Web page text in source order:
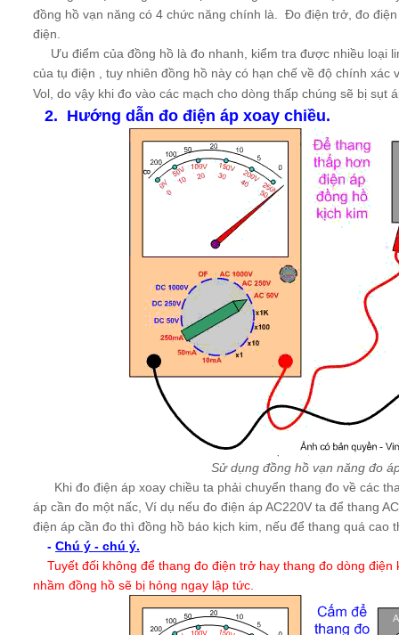
đồng hồ vạn năng có 4 chức năng chính là. Đo điện trở, đo
điện.
Ưu điểm của đồng hồ là đo nhanh, kiểm tra được nhiều loại
của tụ điện , tuy nhiên đồng hồ này có hạn chế về độ chính xác
Vol, do vậy khi đo vào các mạch cho dòng thấp chúng sẽ bị sụt
2. Hướng dẫn đo điện áp xoay chiều.
Sử dụng đồng hồ vạn năng đo
Khi đo điện áp xoay chiều ta phải chuyển thang đo về các
áp cần đo một nấc, Ví dụ nếu đo điện áp AC220V ta để thang
điện áp cần đo thì đồng hồ báo kịch kim, nếu để thang quá cao
- Chú ý - chú ý.
Tuyết đối không để thang đo điện trở hay thang đo dòng điện
nhầm đồng hồ sẽ bị hỏng ngay lập tức.